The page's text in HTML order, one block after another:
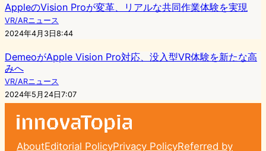
AppleのVision Proが変革、リアルな共同作業体験を実現
VR/ARニュース
2024年4月3日8:44
DemeoがApple Vision Pro対応、没入型VR体験を新たな高
みへ
VR/ARニュース
2024年5月24日7:07
AboutEditorial PolicyPrivacy PolicyReferred by